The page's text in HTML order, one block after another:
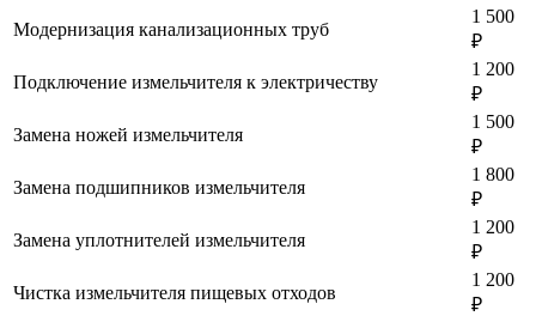
Модернизация канализационных труб
1 500
₽
Подключение измельчителя к электричеству
1 200
₽
Замена ножей измельчителя
1 500
₽
Замена подшипников измельчителя
1 800
₽
Замена уплотнителей измельчителя
1 200
₽
Чистка измельчителя пищевых отходов
1 200
₽